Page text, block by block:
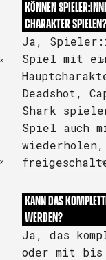
KÖNNEN
CHARAKTER SPIELEN?
Ja,
Spiel mit
Deadshot,
Shark
Spiel auch
wiederholen,
KANN DAS
WERDEN?
Ja, das
oder mit